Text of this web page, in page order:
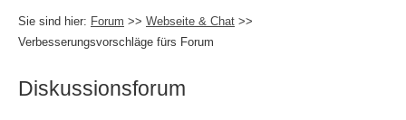
Sie sind hier: Forum >> Webseite & Chat >>
Verbesserungsvorschläge fürs Forum
Diskussionsforum